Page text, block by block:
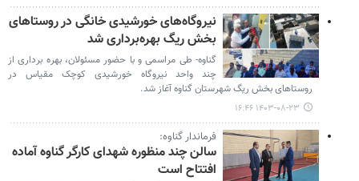
نیروگاه‌های خورشیدی خانگی در روستاهای
بخش ریگ بهره‌برداری شد
گناوه- طی مراسمی و با حضور مسئولان، بهره برداری از
چند واحد نیروگاه خورشیدی کوچک مقیاس در
روستاهای بخش ریگ شهرستان گناوه آغاز شد.
۱۴۰۳-۰۸-۲۳ ۱۶:۴۶
فرماندار گناوه:
سالن چند منظوره شهدای کارگر گناوه آماده
افتتاح است